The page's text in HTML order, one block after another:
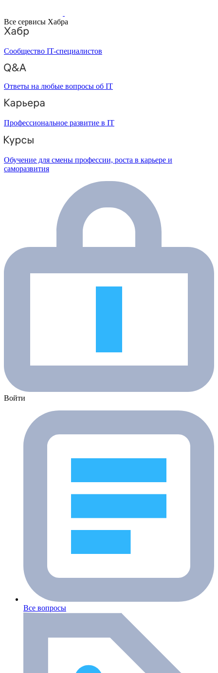
Все сервисы Хабра
Сообщество IT-специалистов
Ответы на любые вопросы об IT
Профессиональное развитие в IT
Обучение для смены профессии, роста в карьере и
саморазвития
Войти
Все вопросы